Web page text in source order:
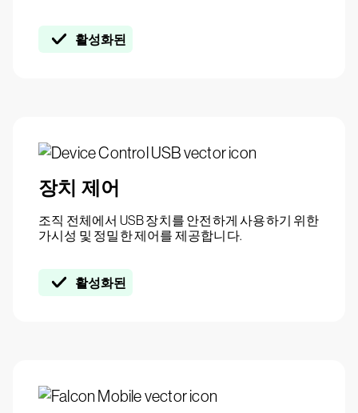
활성화된
장치 제어
조직 전체에서 USB 장치를 안전하게 사용하기 위한
가시성 및 정밀한 제어를 제공합니다.
활성화된